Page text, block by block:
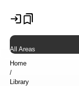
All Areas
Home
/
Library